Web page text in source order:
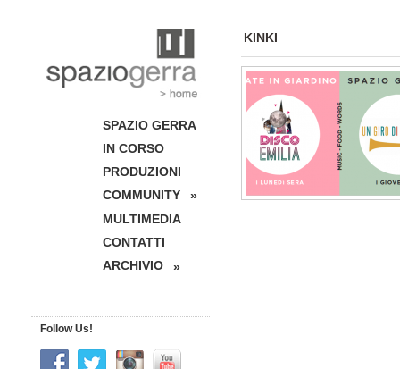
KINKI
SPAZIO GERRA
IN CORSO
PRODUZIONI
COMMUNITY
»
MULTIMEDIA
CONTATTI
ARCHIVIO
»
Follow Us!